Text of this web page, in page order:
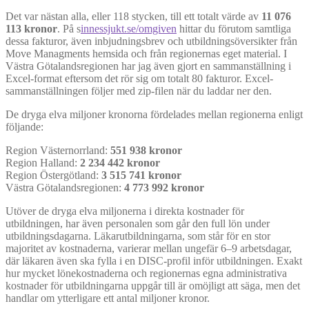
Det var nästan alla, eller 118 stycken, till ett totalt värde av 11 076
113 kronor. På sinnessjukt.se/omgiven hittar du förutom samtliga
dessa fakturor, även inbjudningsbrev och utbildningsöversikter från
Move Managments hemsida och från regionernas eget material. I
Västra Götalandsregionen har jag även gjort en sammanställning i
Excel-format eftersom det rör sig om totalt 80 fakturor. Excel-
sammanställningen följer med zip-filen när du laddar ner den.
De dryga elva miljoner kronorna fördelades mellan regionerna enligt
följande:
Region Västernorrland: 551 938 kronor
Region Halland: 2 234 442 kronor
Region Östergötland: 3 515 741 kronor
Västra Götalandsregionen: 4 773 992 kronor
Utöver de dryga elva miljonerna i direkta kostnader för
utbildningen, har även personalen som går den full lön under
utbildningsdagarna. Läkarutbildningarna, som står för en stor
majoritet av kostnaderna, varierar mellan ungefär 6–9 arbetsdagar,
där läkaren även ska fylla i en DISC-profil inför utbildningen. Exakt
hur mycket lönekostnaderna och regionernas egna administrativa
kostnader för utbildningarna uppgår till är omöjligt att säga, men det
handlar om ytterligare ett antal miljoner kronor.